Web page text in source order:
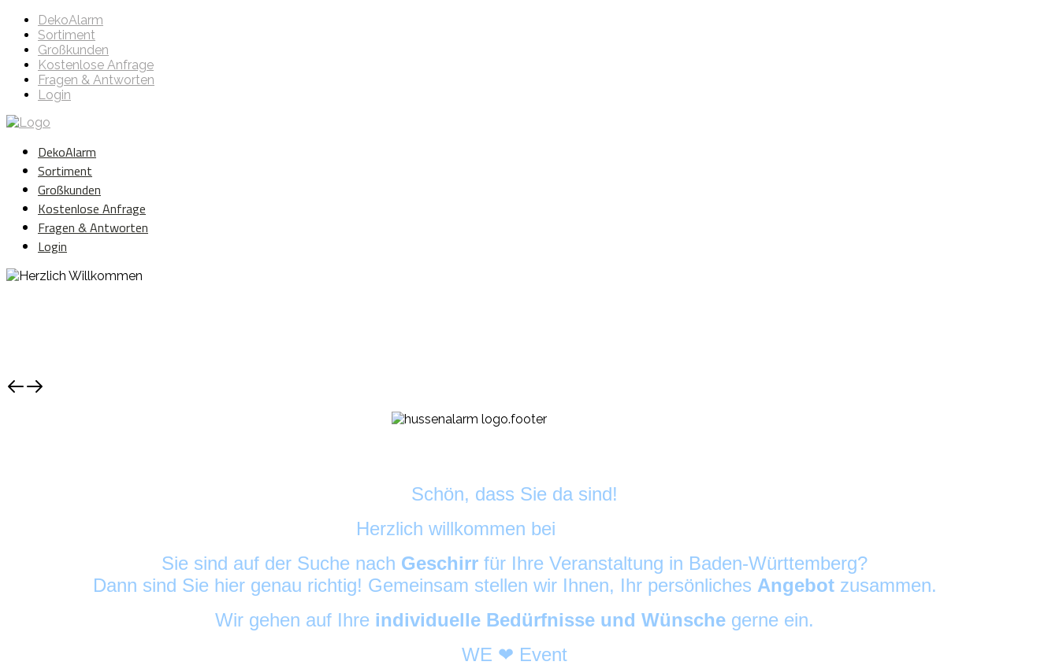
DekoAlarm
Sortiment
Großkunden
Kostenlose Anfrage
Fragen & Antworten
Login
DekoAlarm
Sortiment
Großkunden
Kostenlose Anfrage
Fragen & Antworten
Login
Schön, dass Sie da sind!
Herzlich willkommen bei
Sie sind auf der Suche nach Geschirr für Ihre Veranstaltung in Baden-Württemberg?
Dann sind Sie hier genau richtig! Gemeinsam stellen wir Ihnen, Ihr persönliches Angebot zusammen.
Wir gehen auf Ihre individuelle Bedürfnisse und Wünsche gerne ein.
WE ❤ Event